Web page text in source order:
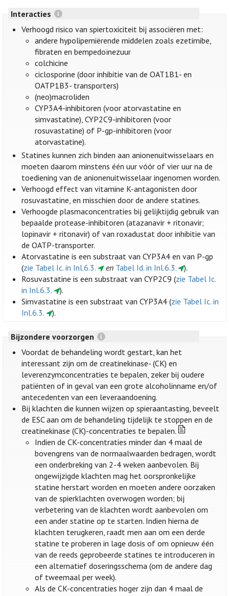
Interacties
Verhoogd risico van spiertoxiciteit bij associëren met:
andere hypolipemiërende middelen zoals ezetimibe,
fibraten en bempedoïnezuur
colchicine
ciclosporine (door inhibitie van de OAT1B1- en
OATP1B3- transporters)
(neo)macroliden
CYP3A4-inhibitoren (voor atorvastatine en
simvastatine), CYP2C9-inhibitoren (voor
rosuvastatine) of P-gp-inhibitoren (voor
atorvastatine).
Statines kunnen zich binden aan anionenuitwisselaars en
moeten daarom minstens één uur vóór of vier uur na de
toediening van de anionenuitwisselaar ingenomen worden.
Verhoogd effect van vitamine K-antagonisten door
rosuvastatine, en misschien door de andere statines.
Verhoogde plasmaconcentraties bij gelijktijdig gebruik van
bepaalde protease-inhibitoren (atazanavir + ritonavir;
lopinavir + ritonavir) of van roxadustat door inhibitie van
de OATP-transporter.
Atorvastatine is een substraat van CYP3A4 en van P-gp
(zie Tabel Ic. in Inl.6.3. en Tabel Id. in Inl.6.3.
).
Rosuvastatine is een substraat van CYP2C9 (zie Tabel Ic.
in Inl.6.3.
).
Simvastatine is een substraat van CYP3A4 (zie Tabel Ic. in
Inl.6.3.
).
Bijzondere voorzorgen
Voordat de behandeling wordt gestart, kan het
interessant zijn om de creatinekinase- (CK) en
leverenzymconcentraties te bepalen, zeker bij oudere
patiënten of in geval van een grote alcoholinname en/of
antecedenten van een leveraandoening.
Bij klachten die kunnen wijzen op spieraantasting, beveelt
de ESC aan om de behandeling tijdelijk te stoppen en de
creatinekinase (CK)-concentraties te bepalen.
Indien de CK-concentraties minder dan 4 maal de
bovengrens van de normaalwaarden bedragen, wordt
een onderbreking van 2-4 weken aanbevolen. Bij
ongewijzigde klachten mag het oorspronkelijke
statine herstart worden en moeten andere oorzaken
van de spierklachten overwogen worden; bij
verbetering van de klachten wordt aanbevolen om
een ander statine op te starten. Indien hierna de
klachten terugkeren, raadt men aan om een derde
statine te proberen in lage dosis of om opnieuw één
van de reeds geprobeerde statines te introduceren in
een alternatief doseringsschema (om de andere dag
of tweemaal per week).
Als de CK-concentraties hoger zijn dan 4 maal de